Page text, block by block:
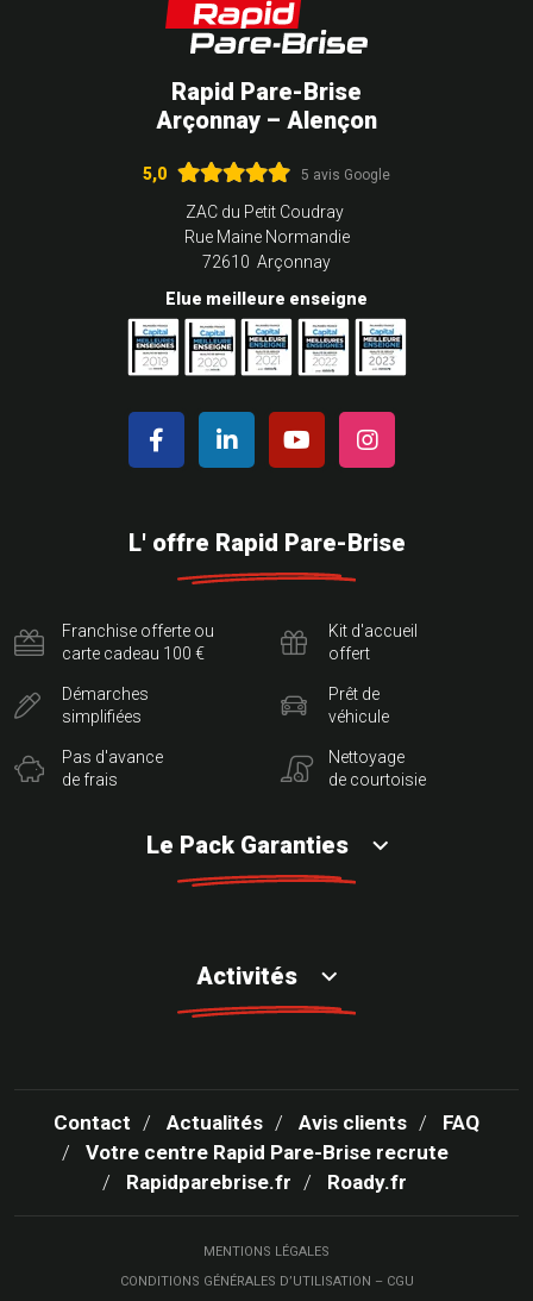
Rapid Pare-Brise
Arçonnay – Alençon
5,0 5 avis Google
ZAC du Petit Coudray
Rue Maine Normandie
72610 Arçonnay
Elue meilleure enseigne
L' offre Rapid Pare-Brise
Franchise offerte ou
carte cadeau 100 €
Démarches
simplifiées
Pas d'avance
de frais
Kit d'accueil
offert
Prêt de
véhicule
Nettoyage
de courtoisie
Le Pack Garanties
Activités
Contact Actualités Avis clients
FAQ
Votre centre Rapid Pare-Brise recrute
Rapidparebrise.fr
Roady.fr
MENTIONS LÉGALES
CONDITIONS GÉNÉRALES D’UTILISATION – CGU